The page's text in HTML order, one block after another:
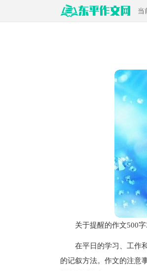
当
关于提醒的作文500字
在平日的学习、工作
的记叙方法。作文的注意